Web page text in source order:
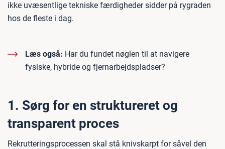
ikke uvæsentlige tekniske færdigheder sidder på rygraden
hos de fleste i dag.
Læs også: Har du fundet nøglen til at navigere
fysiske, hybride og fjernarbejdspladser?
1. Sørg for en struktureret og
transparent proces
Rekrutteringsprocessen skal stå knivskarpt for såvel den